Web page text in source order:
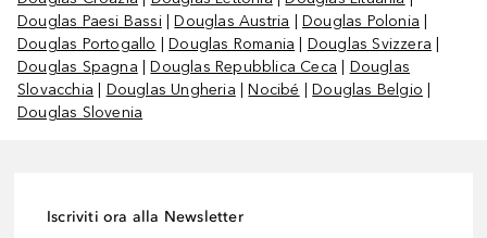
Douglas Paesi Bassi|Douglas Austria |Douglas Polonia
Douglas Portogallo |Douglas Romania Douglas Svizzera
Douglas Spagna |Douglas Repubblica Ceca
Douglas
Slovacchia
Douglas Ungheria |Nocibé |Douglas Belgio
Douglas Slovenia
Iscriviti ora alla Newsletter